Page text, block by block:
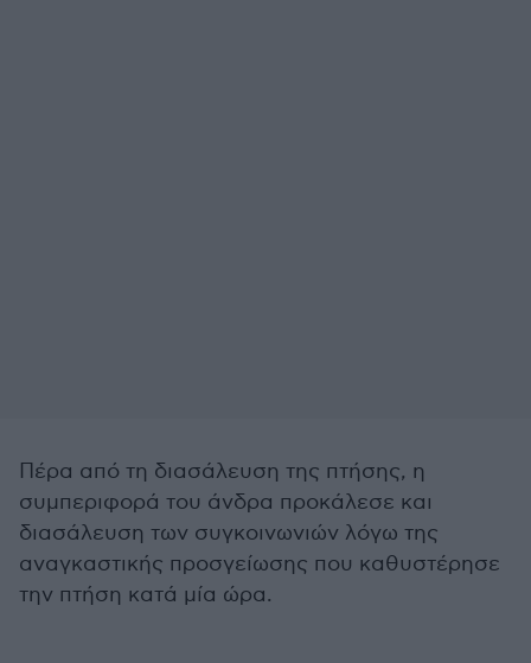
Πέρα από τη διασάλευση της πτήσης, η
συμπεριφορά του άνδρα προκάλεσε και
διασάλευση των συγκοινωνιών λόγω της
αναγκαστικής προσγείωσης που καθυστέρησε
την πτήση κατά μία ώρα.